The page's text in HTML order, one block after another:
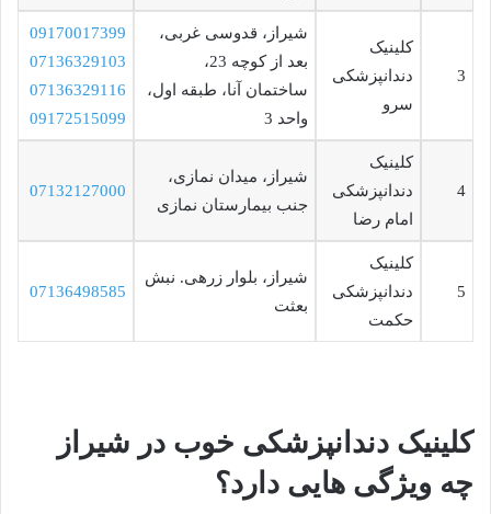
3
کلینیک
دندانپزشکی
سرو
شیراز، قدوسی غربی،
بعد از کوچه 23،
ساختمان آنا، طبقه اول،
واحد 3
09170017399
07136329103
07136329116
09172515099
4
کلینیک
دندانپزشکی
امام رضا
شیراز، میدان نمازی،
جنب بیمارستان نمازی
07132127000
5
کلینیک
دندانپزشکی
حکمت
شیراز، بلوار زرهی. نبش
بعثت
07136498585
کلینیک دندانپزشکی خوب در شیراز
چه ویژگی هایی دارد؟